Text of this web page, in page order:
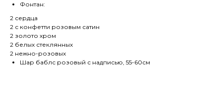
Фонтан:
2 сердца
2 с конфетти розовым сатин
2 золото хром
2 белых стеклянных
2 нежно-розовых
Шар баблс розовый с надписью, 55-60см